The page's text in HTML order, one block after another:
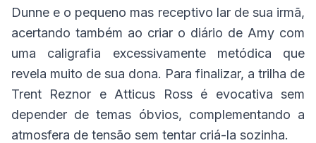
Dunne e o pequeno mas receptivo lar de sua irmã,
acertando também ao criar o diário de Amy com
uma caligrafia excessivamente metódica que
revela muito de sua dona. Para finalizar, a trilha de
Trent Reznor e Atticus Ross é evocativa sem
depender de temas óbvios, complementando a
atmosfera de tensão sem tentar criá-la sozinha.